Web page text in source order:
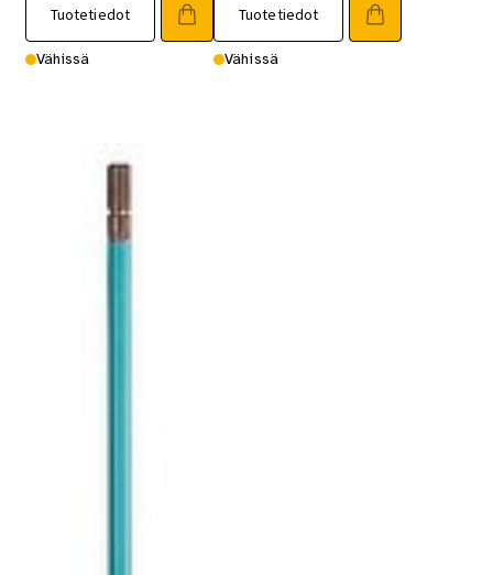
Tuotetiedot
Vähissä
Tuotetiedot
Vähissä